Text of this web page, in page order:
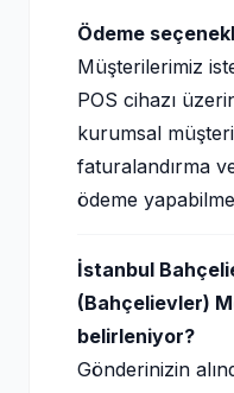
Ödeme
Müşterilerimiz
POS cihazı
kurumsal
faturalandırma
ödeme
İstanbul
(Bahçelievler)
belirleniyor?
Gönderinizin